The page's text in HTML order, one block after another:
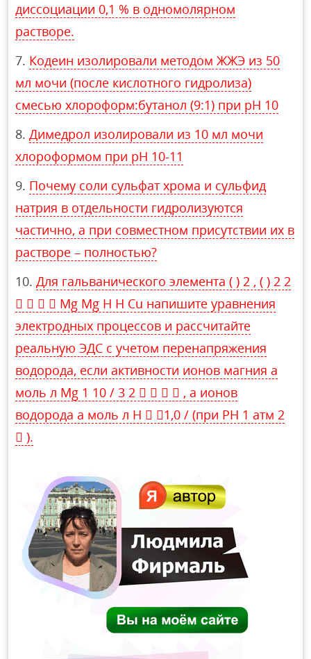
диссоциации 0,1 % в одномолярном
растворе.
Кодеин изолировали методом ЖЖЭ из 50
мл мочи (после кислотного гидролиза)
смесью хлороформ:бутанол (9:1) при рН 10
Димедрол изолировали из 10 мл мочи
хлороформом при рН 10-11
Почему соли сульфат хрома и сульфид
натрия в отдельности гидролизуются
частично, а при совместном присутствии их в
растворе – полностью?
Для гальванического элемента ( ) 2 , ( ) 2 2
    Mg Mg H H Cu напишите уравнения
электродных процессов и рассчитайте
реальную ЭДС с учетом перенапряжения
водорода, если активности ионов магния a
моль л Mg 1 10 / 3 2     , а ионов
водорода a моль л H  1,0 / (при PH 1 атм 2
 ).